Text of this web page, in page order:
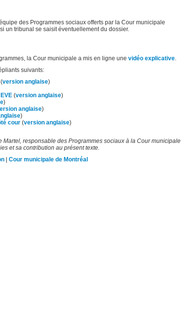
des Programmes sociaux offerts par la Cour municipale
un tribunal se saisit éventuellement du dossier.
la Cour municipale a mis en ligne une vidéo explicative.
suivants:
(version anglaise)
(version anglaise)
)
anglaise)
)
cour (version anglaise)
Martel, responsable des Programmes sociaux à la Cour municipale
et sa contribution au présent texte.
Cour municipale de Montréal